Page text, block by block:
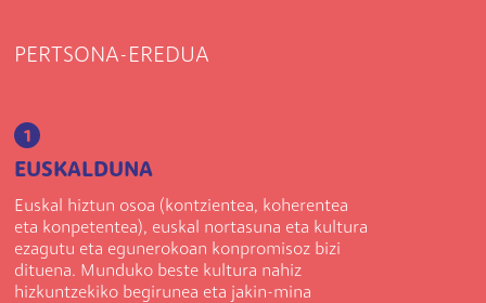
PERTSONA-EREDUA
1
EUSKALDUNA
Euskal hiztun osoa (kontzientea, koherentea
eta konpetentea), euskal nortasuna eta kultura
ezagutu eta egunerokoan konpromisoz bizi
dituena. Munduko beste kultura nahiz
hizkuntzekiko begirunea eta jakin-mina